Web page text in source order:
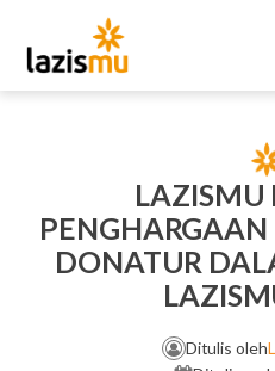
LAZISMU
DONATUR
Ditulis oleh